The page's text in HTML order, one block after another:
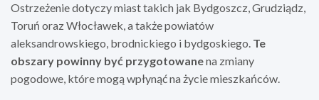
Ostrzeżenie dotyczy miast takich jak Bydgoszcz, Grudziądz,
Toruń oraz Włocławek, a także powiatów
aleksandrowskiego, brodnickiego i bydgoskiego. Te
obszary powinny być przygotowanena zmiany
pogodowe, które mogą wpłynąć na życie mieszkańców.